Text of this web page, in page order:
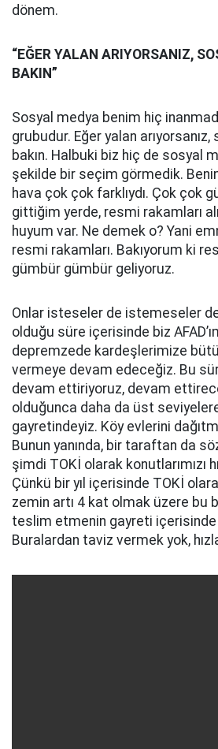
dönem.
“EĞER YALAN ARIYORSANIZ,
BAKIN”
Sosyal medya benim hiç
grubudur. Eğer yalan
bakın. Halbuki biz hiç de sosyal
şekilde bir seçim görmedik.
hava çok çok farklıydı. Çok çok
gittiğim yerde, resmi rakamları
huyum var. Ne demek o? Yani
resmi rakamları. Bakıyorum ki
gümbür gümbür geliyoruz.
Onlar isteseler de istemeseler
olduğu süre içerisinde biz
depremzede kardeşlerimize
vermeye devam edeceğiz. Bu
devam ettiriyoruz, devam
olduğunca daha da üst
gayretindeyiz. Köy evlerini
Bunun yanında, bir taraftan da
şimdi TOKİ olarak konutlarımızı
Çünkü bir yıl içerisinde TOKİ
zemin artı 4 kat olmak üzere bu
teslim etmenin gayreti içerisinde
Buralardan taviz vermek yok,